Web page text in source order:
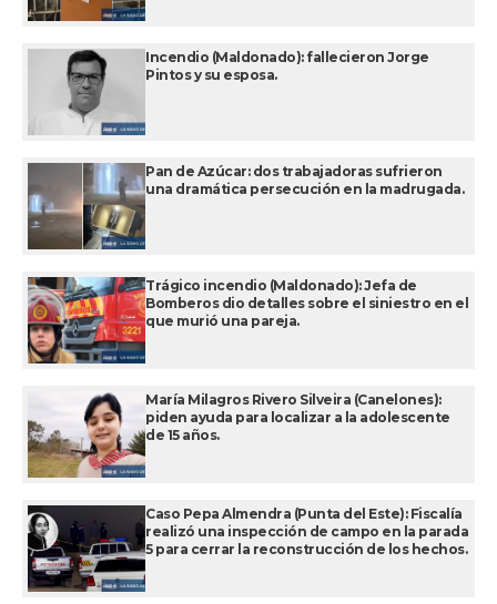
Incendio (Maldonado): fallecieron Jorge
Pintos y su esposa.
Pan de Azúcar: dos trabajadoras sufrieron
una dramática persecución en la madrugada.
Trágico incendio (Maldonado): Jefa de
Bomberos dio detalles sobre el siniestro en el
que murió una pareja.
María Milagros Rivero Silveira (Canelones):
piden ayuda para localizar a la adolescente
de 15 años.
Caso Pepa Almendra (Punta del Este): Fiscalía
realizó una inspección de campo en la parada
5 para cerrar la reconstrucción de los hechos.